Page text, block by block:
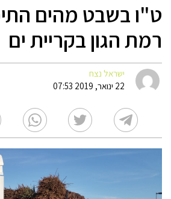
ט"ו בשבט מהים
רמת הגון בקריית ים
ישראל נצח
22 ינואר, 2019 07:53